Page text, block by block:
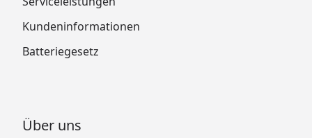
Kundeninformationen
Batteriegesetz
Über uns